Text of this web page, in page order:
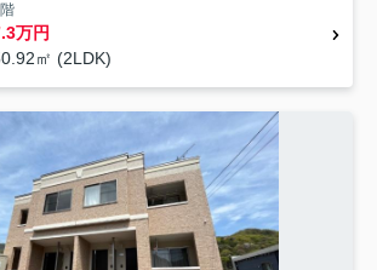
万円
㎡ (2LDK)